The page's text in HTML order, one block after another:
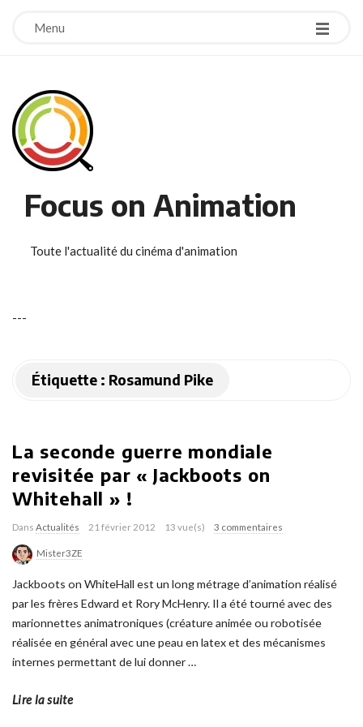
Menu
Focus on Animation
Toute l'actualité du cinéma d'animation
---
Étiquette : Rosamund Pike
La seconde guerre mondiale
revisitée par « Jackboots on
Whitehall » !
Dans Actualités 21 février 2012 13 vue(s) 3 commentaires
Mister3ZE
Jackboots on WhiteHall est un long métrage d’animation réalisé
par les frères Edward et Rory McHenry. Il a été tourné avec des
marionnettes animatroniques (créature animée ou robotisée
réalisée en général avec une peau en latex et des mécanismes
internes permettant de lui donner…
Lire la suite